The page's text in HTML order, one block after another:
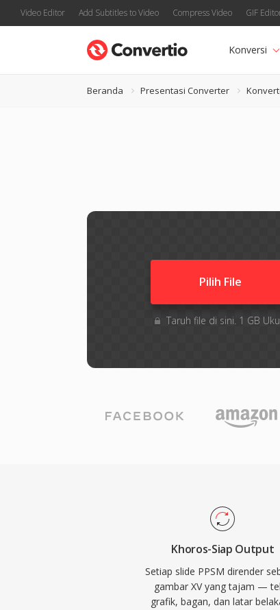
Video Editor Add Subtitles to Video Compress Video GIF
Konversi
Beranda Presentasi Converter
Pilih File
Taruh file di sini. 1 GB
Khoros-Siap Output
Setiap slide PPSM dirender
gambar XV yang tajam —
grafik, bagan, dan latar